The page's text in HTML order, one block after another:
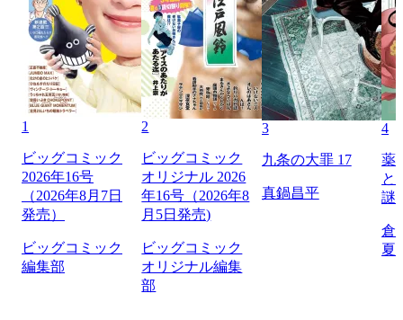
1
ビッグコミック
2026年16号
（2026年8月7日
発売）
ビッグコミック
編集部
2
ビッグコミック
オリジナル 2026
年16号（2026年8
月5日発売)
ビッグコミック
オリジナル編集
部
3
九条の大罪 17
真鍋昌平
4
薬
と
謎
倉
夏